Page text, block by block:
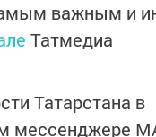
важным и
Татмедиа
Татарстана в
мессенджере